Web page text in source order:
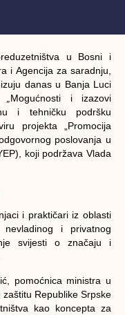
u Bosni i
i Agencija za saradnju,
danas u Banja Luci
„Mogućnosti i izazovi
i tehničku podršku
projekta „Promocija
poslovanja u
koji podržava Vlada
i praktičari iz oblasti
nevladinog i privatnog
svijesti o značaju i
pomoćnica ministra u
Republike Srpske
kao koncepta za